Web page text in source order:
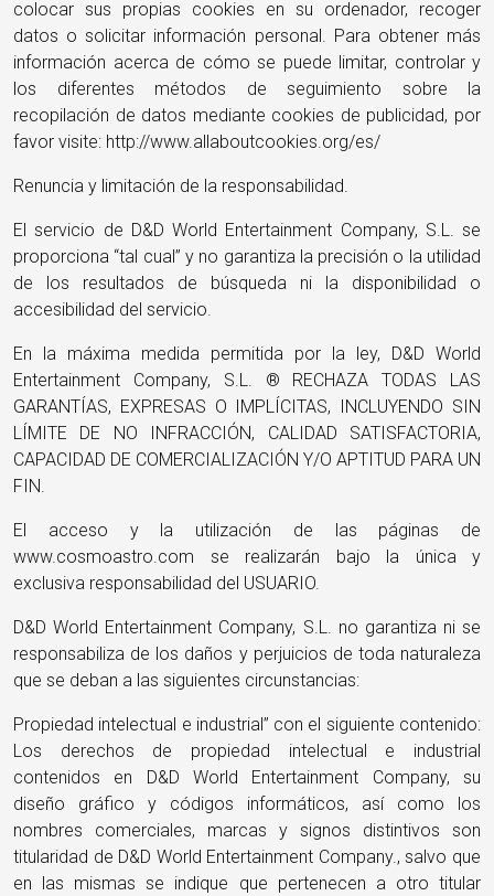
colocar sus propias cookies en su ordenador, recoger
datos o solicitar información personal. Para obtener más
información acerca de cómo se puede limitar, controlar y
los diferentes métodos de seguimiento sobre la
recopilación de datos mediante cookies de publicidad, por
favor visite: http://www.allaboutcookies.org/es/
Renuncia y limitación de la responsabilidad.
El servicio de D&D World Entertainment Company, S.L. se
proporciona “tal cual” y no garantiza la precisión o la utilidad
de los resultados de búsqueda ni la disponibilidad o
accesibilidad del servicio.
En la máxima medida permitida por la ley, D&D World
Entertainment Company, S.L. ® RECHAZA TODAS LAS
GARANTÍAS, EXPRESAS O IMPLÍCITAS, INCLUYENDO SIN
LÍMITE DE NO INFRACCIÓN, CALIDAD SATISFACTORIA,
CAPACIDAD DE COMERCIALIZACIÓN Y/O APTITUD PARA UN
FIN.
El acceso y la utilización de las páginas de
www.cosmoastro.com se realizarán bajo la única y
exclusiva responsabilidad del USUARIO.
D&D World Entertainment Company, S.L. no garantiza ni se
responsabiliza de los daños y perjuicios de toda naturaleza
que se deban a las siguientes circunstancias:
Propiedad intelectual e industrial” con el siguiente contenido:
Los derechos de propiedad intelectual e industrial
contenidos en D&D World Entertainment Company, su
diseño gráfico y códigos informáticos, así como los
nombres comerciales, marcas y signos distintivos son
titularidad de D&D World Entertainment Company., salvo que
en las mismas se indique que pertenecen a otro titular